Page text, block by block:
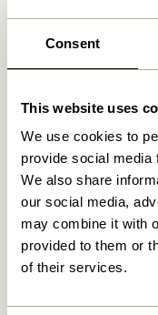
Consent
This website uses
We use cookies to
provide social media
We also share
our social media,
may combine it with
provided to them or
of their services.
Produits